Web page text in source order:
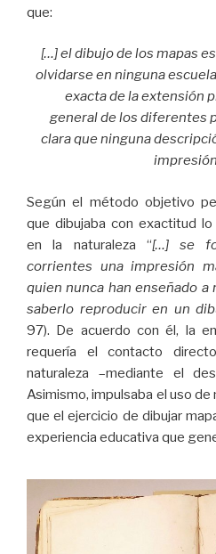
que:
[…] el dibujo de los mapas
olvidarse en ninguna
exacta de la extensión
general de los diferentes
clara que ninguna
Según el método objetivo
que dibujaba con exactitud
en la naturaleza “[…] se
corrientes una impresión
quien nunca han enseñado
saberlo reproducir en un
97). De acuerdo con él, la
requería el contacto
naturaleza –mediante el
Asimismo, impulsaba el uso
que el ejercicio de dibujar
experiencia educativa que